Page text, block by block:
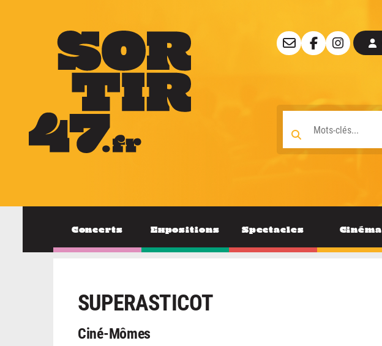
Concerts Expositions Spectacles Cinéma
CINÉMA
SUPERASTICOT
Ciné-Mômes